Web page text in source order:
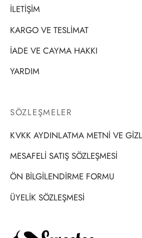
İLETİŞİM
KARGO VE TESLİMAT
İADE VE CAYMA HAKKI
YARDIM
SÖZLEŞMELER
KVKK AYDINLATMA METNİ VE
MESAFELİ SATIŞ SÖZLEŞMESİ
ÖN BİLGİLENDİRME FORMU
ÜYELİK SÖZLEŞMESİ